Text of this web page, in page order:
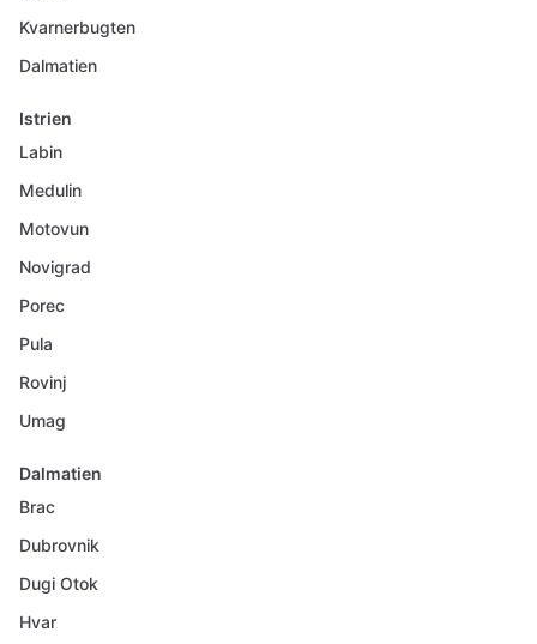
Kvarnerbugten
Dalmatien
Istrien
Labin
Medulin
Motovun
Novigrad
Porec
Pula
Rovinj
Umag
Dalmatien
Brac
Dubrovnik
Dugi Otok
Hvar